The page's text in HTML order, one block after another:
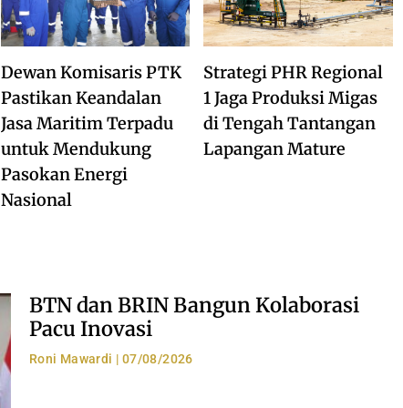
Dewan Komisaris PTK
Pastikan Keandalan
Jasa Maritim Terpadu
untuk Mendukung
Pasokan Energi
Nasional
Strategi PHR Regional
1 Jaga Produksi Migas
di Tengah Tantangan
Lapangan Mature
BTN dan BRIN Bangun Kolaborasi
Pacu Inovasi
Roni Mawardi 07/08/2026